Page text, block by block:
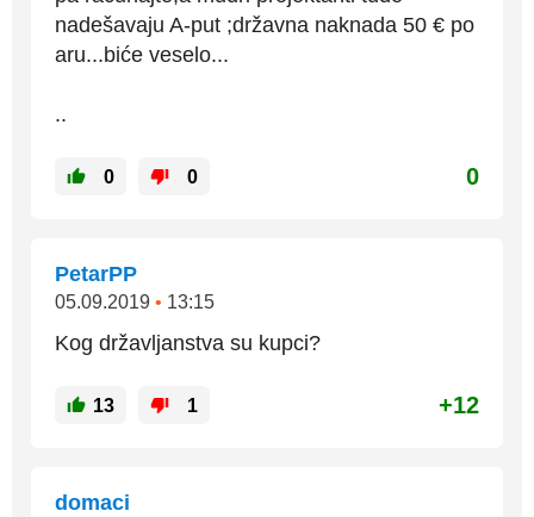
nadešavaju A-put ;državna naknada 50 € po
aru...biće veselo...
..
0 0 0
PetarPP
05.09.2019 • 13:15
Kog državljanstva su kupci?
13 1 +12
domaci